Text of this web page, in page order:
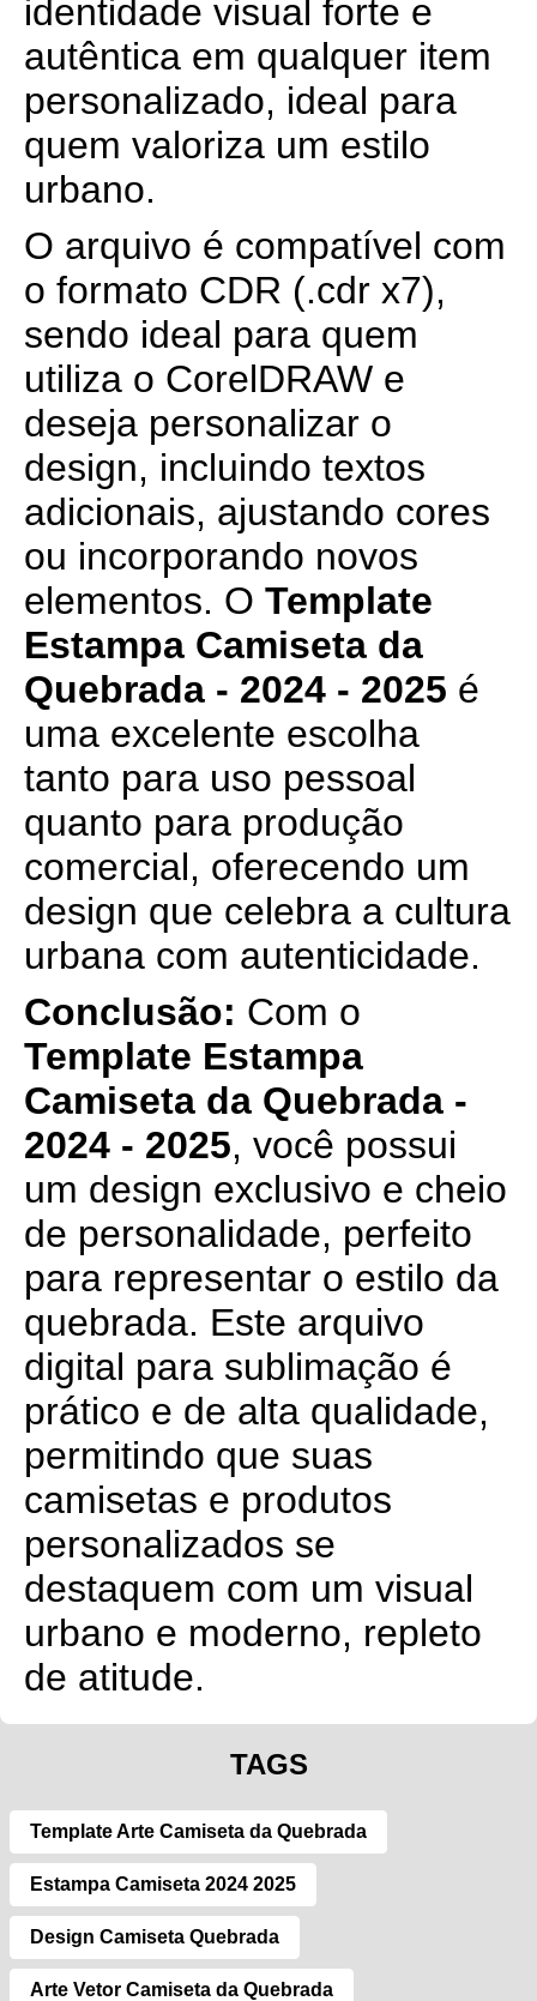
identidade visual forte e
autêntica em qualquer item
personalizado, ideal para
quem valoriza um estilo
urbano.
O arquivo é compatível com
o formato CDR (.cdr x7),
sendo ideal para quem
utiliza o CorelDRAW e
deseja personalizar o
design, incluindo textos
adicionais, ajustando cores
ou incorporando novos
elementos. O Template
Estampa Camiseta da
Quebrada - 2024 - 2025 é
uma excelente escolha
tanto para uso pessoal
quanto para produção
comercial, oferecendo um
design que celebra a cultura
urbana com autenticidade.
Conclusão: Com o
Template Estampa
Camiseta da Quebrada -
2024 - 2025, você possui
um design exclusivo e cheio
de personalidade, perfeito
para representar o estilo da
quebrada. Este arquivo
digital para sublimação é
prático e de alta qualidade,
permitindo que suas
camisetas e produtos
personalizados se
destaquem com um visual
urbano e moderno, repleto
de atitude.
TAGS
Template Arte Camiseta da Quebrada
Estampa Camiseta 2024 2025
Design Camiseta Quebrada
Arte Vetor Camiseta da Quebrada